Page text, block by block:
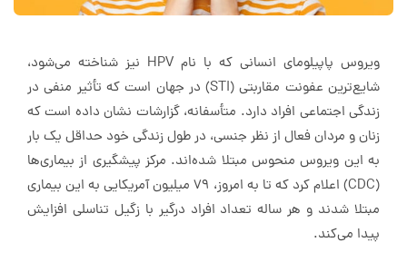
ویروس پاپیلومای انسانی که با نام HPV نیز شناخته می‌شود،
شایع‌ترین عفونت مقاربتی (STI) در جهان است که تأثیر منفی در
زندگی اجتماعی افراد دارد. متأسفانه، گزارشات نشان داده‌ است که
زنان و مردان فعال از نظر جنسی، در طول زندگی خود حداقل یک بار
به این‌ ویروس منحوس مبتلا شده‌اند. مرکز پیشگیری از بیماری‌ها
(CDC) اعلام کرد که تا به امروز، 79 میلیون آمریکایی به این بیماری
مبتلا شدند و هر ساله تعداد افراد درگیر با زگیل تناسلی افزایش
پیدا می‌کند.